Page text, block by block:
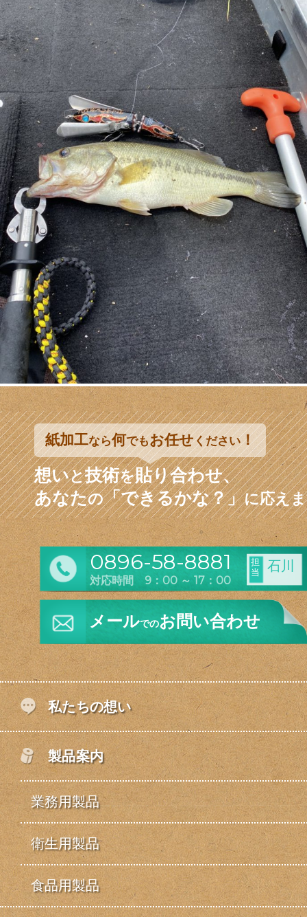
紙加工なら何でもお任せください！
想いと技術を貼り合わせ、
あなたの「できるかな？」に応え
0896-58-8881
対応時間 9：00 ～ 17：00
担
当
石川
メールでのお問い合わせ
私たちの想い
製品案内
業務用製品
衛生用製品
食品用製品